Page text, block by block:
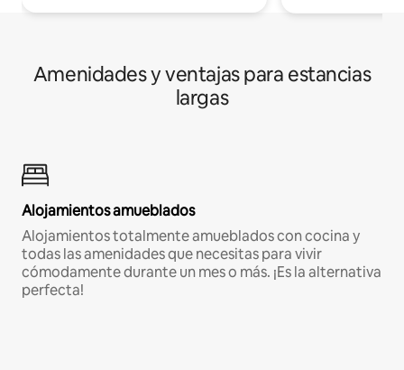
Amenidades y ventajas para estancias
largas
Alojamientos amueblados
Alojamientos totalmente amueblados con cocina y
todas las amenidades que necesitas para vivir
cómodamente durante un mes o más. ¡Es la alternativa
perfecta!